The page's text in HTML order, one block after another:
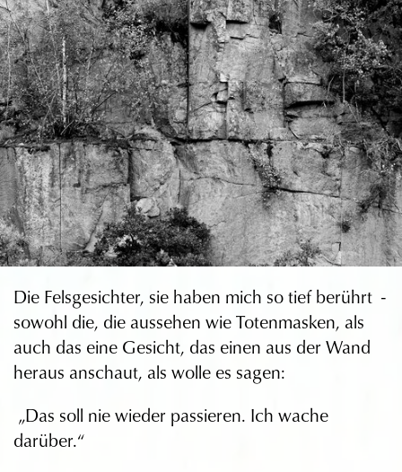
Die Felsgesichter, sie haben mich so tief berührt -
sowohl die, die aussehen wie Totenmasken, als
auch das eine Gesicht, das einen aus der Wand
heraus anschaut, als wolle es sagen:
„Das soll nie wieder passieren. Ich wache
darüber.“